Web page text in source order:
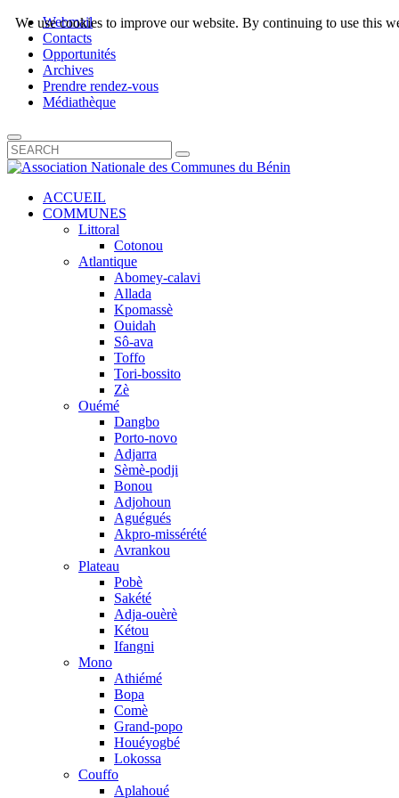
Webmail
Contacts
Opportunités
Archives
Prendre rendez-vous
Médiathèque
ACCUEIL
COMMUNES
Littoral
Cotonou
Atlantique
Abomey-calavi
Allada
Kpomassè
Ouidah
Sô-ava
Toffo
Tori-bossito
Zè
Ouémé
Dangbo
Porto-novo
Adjarra
Sèmè-podji
Bonou
Adjohoun
Aguégués
Akpro-missérété
Avrankou
Plateau
Pobè
Sakété
Adja-ouèrè
Kétou
Ifangni
Mono
Athiémé
Bopa
Comè
Grand-popo
Houéyogbé
Lokossa
Couffo
Aplahoué
We use cookies to improve our website. By continuing to use this